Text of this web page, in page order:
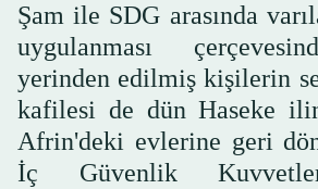
Şam ile SDG arasında
uygulanması
yerinden edilmiş kişilerin
kafilesi de dün Haseke
Afrin'deki evlerine geri
İç Güvenlik